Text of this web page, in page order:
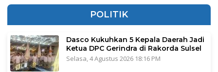
POLITIK
Dasco Kukuhkan 5 Kepala Daerah Jadi
Ketua DPC Gerindra di Rakorda Sulsel
Selasa, 4 Agustus 2026 18:16 PM